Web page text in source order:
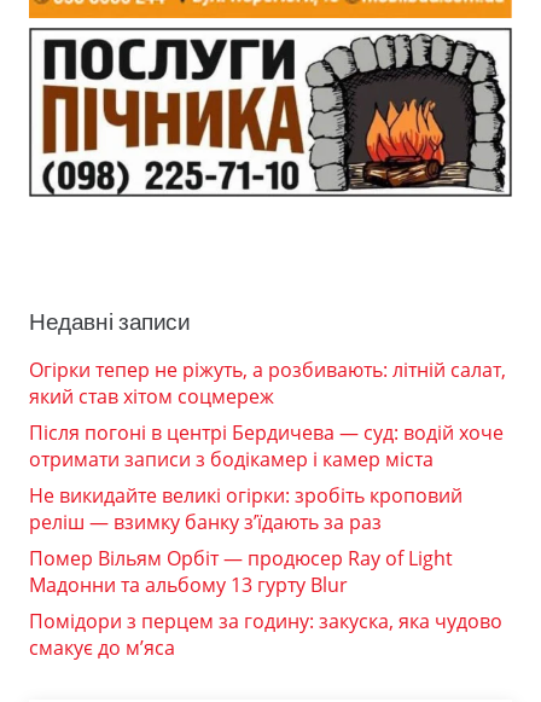
Недавні записи
Огірки тепер не ріжуть, а розбивають: літній салат,
який став хітом соцмереж
Після погоні в центрі Бердичева — суд: водій хоче
отримати записи з бодікамер і камер міста
Не викидайте великі огірки: зробіть кроповий
реліш — взимку банку з’їдають за раз
Помер Вільям Орбіт — продюсер Ray of Light
Мадонни та альбому 13 гурту Blur
Помідори з перцем за годину: закуска, яка чудово
смакує до м’яса